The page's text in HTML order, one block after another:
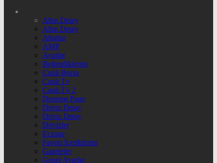
Altın Detay
Altın Detay
Altınlar
AMP
Ayarlar
Beğendiklerim
Canlı Borsa
Canlı Tv
Canlı Tv 2
Deneme Page
Döviz Detay
Döviz Detay
Dövizler
Eczane
Favori İçeriklerim
Gazeteler
Genel Ayarlar